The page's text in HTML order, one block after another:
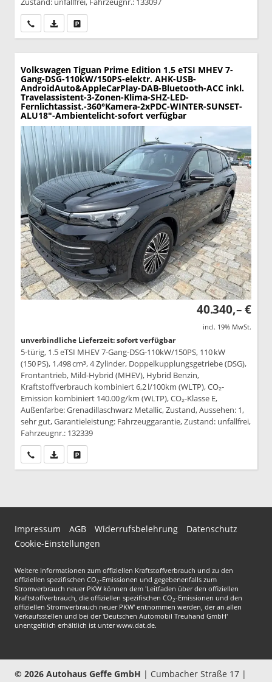
Wir rufen Sie anPDF-Datei, Fahrzeugexposé drucken
Volkswagen Tiguan Prime Edition 1.5 eTSI MHEV 7-
Gang-DSG-110kW/150PS-elektr. AHK-USB-
AndroidAuto&AppleCarPlay-DAB-Bluetooth-ACC inkl.
Travelassistent-3-Zonen-Klima-SHZ-LED-
Fernlichtassist.-360°Kamera-2xPDC-WINTER-SUNSET-
ALU18"-Ambientelicht-sofort verfügbar
40.340,– €
incl. 19% MwSt.
unverbindliche Lieferzeit: sofort verfügbar
5-türig, 1.5 eTSI MHEV 7-Gang-DSG-110kW/150PS, 110 kW
(150 PS), 1.498 cm³, 4 Zylinder, Doppelkupplungsgetriebe (DSG),
Frontantrieb, Mild-Hybrid (MHEV), Hybrid Benzin,
Kraftstoffverbrauch kombiniert 6,2 l/100km (WLTP), CO₂-
Emission kombiniert 140.00 g/km (WLTP), CO₂-Klasse E,
Außenfarbe: Grenadillaschwarz Metallic, Zustand, Aussehen: 1,
sehr gut, Garantieleistung: Fahrzeuggarantie, Zustand: unfallfrei,
Fahrzeugnr.: 132339
Wir rufen Sie anPDF-Datei, Fahrzeugexposé drucken
Impressum AGB Widerrufsbelehrung
Datenschutz
Cookie-Einstellungen
Weitere Informationen zum offiziellen Kraftstoffverbrauch und zu den
offiziellen spezifischen CO2-Emissionen und gegebenenfalls zum
Stromverbrauch neuer PKW können dem 'Leitfaden über den offiziellen
Kraftstoffverbrauch, die offiziellen spezifischen CO2-Emissionen und den
offiziellen Stromverbrauch neuer PKW' entnommen werden, der an allen
Verkaufsstellen und bei der 'Deutschen Automobil Treuhand GmbH'
unentgeltlich erhältlich ist unter www.dat.de.
© 2026 Autohaus Geffe GmbH | Cumbacher Straße 17 |